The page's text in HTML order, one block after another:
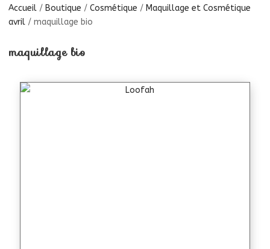
Accueil / Boutique / Cosmétique / Maquillage et Cosmétique
avril / maquillage bio
maquillage bio